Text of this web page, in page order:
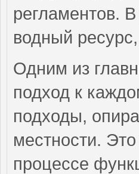
регламентов.
водный
Одним из
подход к
подходы,
местности.
процессе